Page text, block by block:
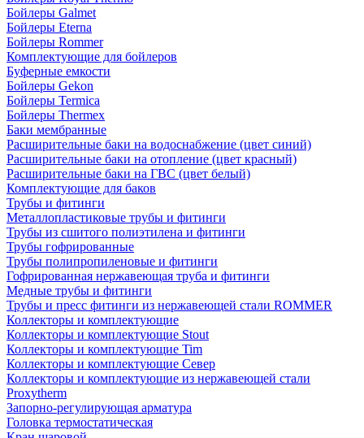
Бойлеры Galmet
Бойлеры Eterna
Бойлеры Rommer
Комплектующие для бойлеров
Буферные емкости
Бойлеры Gekon
Бойлеры Termica
Бойлеры Thermex
Баки мембранные
Расширительные баки на водоснабжение (цвет синий)
Расширительные баки на отопление (цвет красный)
Расширительные баки на ГВС (цвет белый)
Комплектующие для баков
Трубы и фитинги
Металлопластиковые трубы и фитинги
Трубы из сшитого полиэтилена и фитинги
Трубы гофрированные
Трубы полипропиленовые и фитинги
Гофрированная нержавеющая труба и фитинги
Медные трубы и фитинги
Трубы и пресс фитинги из нержавеющей стали ROMMER
Коллекторы и комплектующие
Коллекторы и комплектующие Stout
Коллекторы и комплектующие Tim
Коллекторы и комплектующие Север
Коллекторы и комплектующие из нержавеющей стали
Proxytherm
Запорно-регулирующая арматура
Головка термостатическая